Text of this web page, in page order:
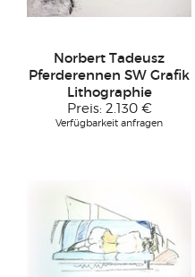
Norbert Tadeusz
Pferderennen SW Grafik
Lithographie
Preis: 2.130 €
Verfügbarkeit anfragen